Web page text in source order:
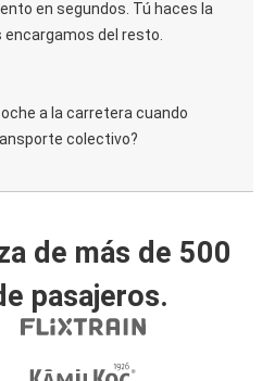
en segundos. Tú haces la
del resto.
a la carretera cuando
colectivo?
de más de 500
pasajeros.